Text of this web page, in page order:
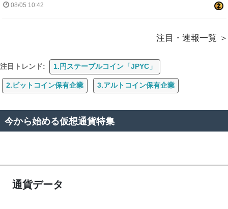
08/05 10:42
注目・速報一覧
注目トレンド: 1.円ステーブルコイン「JPYC」
2.ビットコイン保有企業 3.アルトコイン保有企業
今から始める仮想通貨特集
通貨データ